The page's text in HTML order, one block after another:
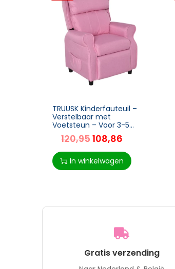
TRUUSK Kinderfauteuil –
Verstelbaar met
Voetsteun – Voor 3-5
Jaar – Roze – 58 x 53 x 70
cm120,95108,86
In winkelwagen
Gratis verzending